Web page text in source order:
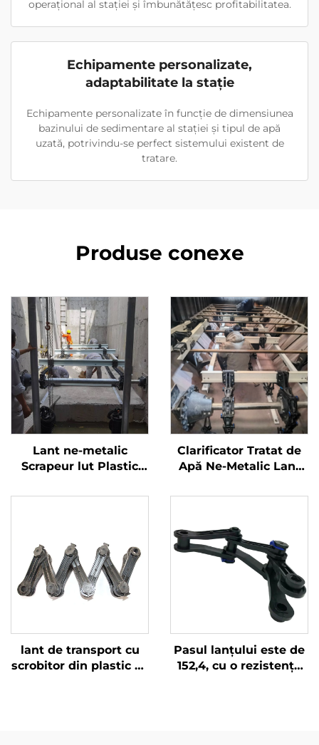
operațional al stației și îmbunătățesc profitabilitatea.
Echipamente personalizate,
adaptabilitate la stație
Echipamente personalizate în funcție de dimensiunea
bazinului de sedimentare al stației și tipul de apă
uzată, potrivindu-se perfect sistemului existent de
tratare.
Produse conexe
Lant ne-metalic
Scrapeur lut Plastic
Scrapeur din nilon
Tratament lut
Clarificator Tratat de
Apă Ne-Metalic Lanț
tratamentul apei use
lant de transport cu
scrobitor din plastic cu
Pasul lanțului este de
152,4, cu o rezistență